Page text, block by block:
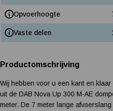
Opvoerhoogte
Vaste delen
Productomschrijving
Wij hebben voor u een kant en
uit de DAB Nova Up 300 M-AE
meter. De 7 meter lange